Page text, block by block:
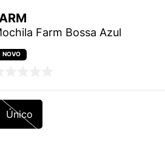
Farm Bossa Azul
Único
WHITE
VANS ULTRARANGE